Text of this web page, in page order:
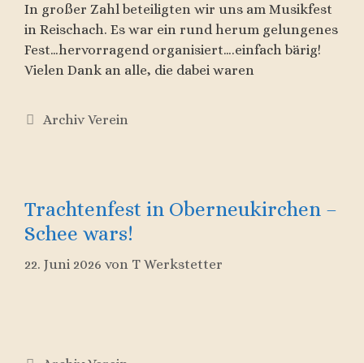
In großer Zahl beteiligten wir uns am Musikfest
in Reischach. Es war ein rund herum gelungenes
Fest…hervorragend organisiert….einfach bärig!
Vielen Dank an alle, die dabei waren
Kategorien
Archiv Verein
Trachtenfest in Oberneukirchen –
Schee wars!
22. Juni 2026 von T Werkstetter